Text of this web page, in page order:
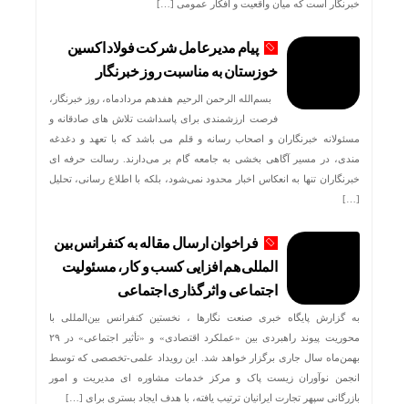
خبرنگار است که میان واقعیت و افکار عمومی […]
پیام مدیرعامل شرکت فولاد اکسین
خوزستان به مناسبت روز خبرنگار
بسم‌الله الرحمن الرحیم هفدهم مردادماه، روز خبرنگار،
فرصت ارزشمندی برای پاسداشت تلاش‌ های صادقانه و
مسئولانه خبرنگاران و اصحاب رسانه و قلم می باشد که با تعهد و دغدغه‌
مندی، در مسیر آگاهی‌ بخشی به جامعه گام بر می‌دارند. رسالت حرفه‌ ای
خبرنگاران تنها به انعکاس اخبار محدود نمی‌شود، بلکه با اطلاع رسانی، تحلیل
[…]
فراخوان ارسال مقاله به کنفرانس بین
المللی هم افزایی کسب و کار، مسئولیت
اجتماعی و اثرگذاری اجتماعی
به گزارش پایگاه خبری صنعت نگارها ، نخستین کنفرانس بین‌المللی با
محوریت پیوند راهبردی بین «عملکرد اقتصادی» و «تأثیر اجتماعی» در ۲۹
بهمن‌ماه سال جاری برگزار خواهد شد. این رویداد علمی-تخصصی که توسط
انجمن نوآوران زیست پاک و مرکز خدمات مشاوره ای مدیریت و امور
بازرگانی سپهر تجارت ایرانیان ترتیب یافته، با هدف ایجاد بستری برای […]